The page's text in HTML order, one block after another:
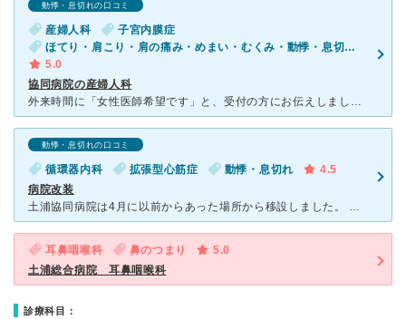
動悸・息切れの口コミ
産婦人科
子宮内膜症
ほてり・肩こり・肩の痛み・めまい・むくみ・動悸・息切れ・吐き気・嘔吐・体調不良・耳鳴り・下腹部の痛み（女性）・生理不順（女性）・不性器出血（女性）・おりものの異常（女性）・外陰部の痛み・かゆみ（女性）
5.0
協同病院の産婦人科
外来時間に「女性医師希望です」と、受付の方にお伝えしました。 待合室は、顔が見えないようになっていて、 妊娠・出産での通院ではない私にはとてもありがたかったです。 受付のかたも、しっかりとメ
動悸・息切れの口コミ
循環器内科 拡張型心筋症 動悸・息切れ
4.5
病院改装
土浦協同病院は4月に以前からあった場所から移設しました。 今回新しくなった病院はかなり広々としていて、廊下も明るく広々としています。 入院する病棟も一つの部屋が基本4人部屋で広いです。 食事
耳鼻咽喉科 鼻のつまり
5.0
土浦総合病院 耳鼻咽喉科
診療科目：